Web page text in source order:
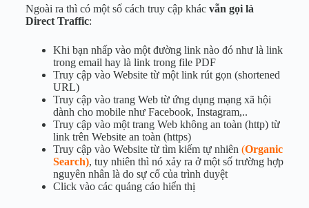
Ngoài ra thì có một số cách truy cập khác vẫn gọi là
Direct Traffic:
Khi bạn nhấp vào một đường link nào đó như là link
trong email hay là link trong file PDF
Truy cập vào Website từ một link rút gọn (shortened
URL)
Truy cập vào trang Web từ ứng dụng mạng xã hội
dành cho mobile như Facebook, Instagram,..
Truy cập vào một trang Web không an toàn (http) từ
link trên Website an toàn (https)
Truy cập vào Website từ tìm kiếm tự nhiên (Organic
Search), tuy nhiên thì nó xảy ra ở một số trường hợp
nguyên nhân là do sự cố của trình duyệt
Click vào các quảng cáo hiển thị